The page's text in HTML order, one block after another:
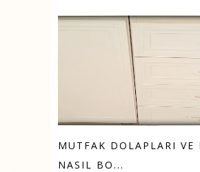
MUTFAK DOLAPLARI VE
NASIL BO...